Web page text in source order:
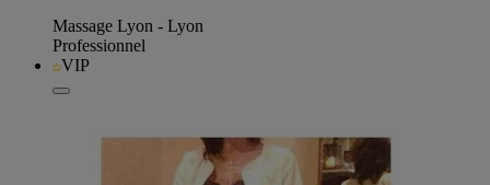
Massage Lyon - Lyon
Professionnel
VIP